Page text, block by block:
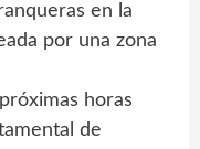
en la
por una zona
horas
de